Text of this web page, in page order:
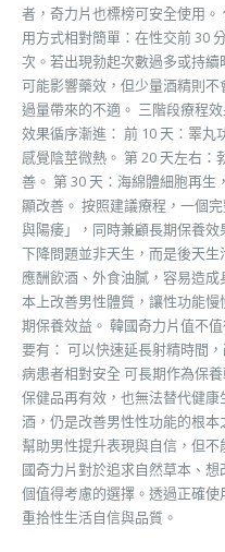
者，奇力片也標榜可安全使用
用方式相對簡單：在性交前 30
次。若出現勃起次數過多或持
可能影響藥效，但少量酒精則
過量帶來的不適。 三階段療程
效果循序漸進： 前 10 天：睪
感覺陰莖微熱。 第 20 天左右
善。 第 30 天：海綿體細胞再生
顯改善。 按照建議療程，一個
與陽痿」，同時兼顧長期保養
下降問題並非天生，而是後天生
應酬飲酒、外食油膩，容易造
本上改善男性體質，讓性功能
期保養效益。 韓國奇力片值不
要有： 可以快速延長射精時間
病患者相對安全 可長期作為保
保健品再有效，也無法替代健
酒，仍是改善男性性功能的根
幫助男性提升表現與自信，但不
國奇力片對於追求自然草本、
個值得考慮的選擇。透過正確
重拾性生活自信與品質。